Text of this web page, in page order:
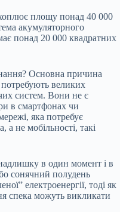
площу понад 40 000
акумуляторного
понад 20 000 квадратних
Основна причина
потребують великих
систем. Вони не є
в смартфонах чи
яка потребує
а не мобільності, такі
в один момент і в
сонячний полудень
електроенергії, тоді як
спека можуть викликати